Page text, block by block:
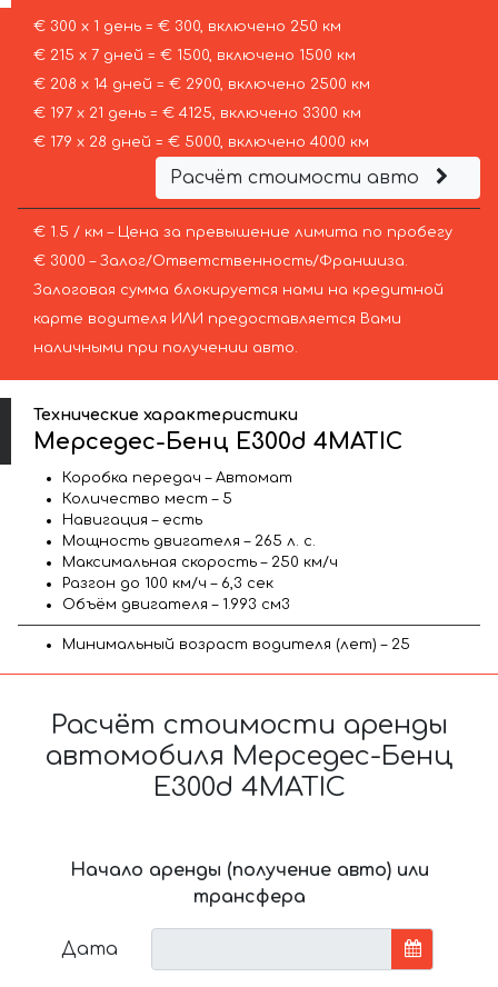
€ 300 х 1 день = € 300, включено 250 км
€ 215 х 7 дней = € 1500, включено 1500 км
€ 208 х 14 дней = € 2900, включено 2500 км
€ 197 х 21 день = € 4125, включено 3300 км
€ 179 х 28 дней = € 5000, включено 4000 км
Расчёт стоимости авто
€ 1.5 / км – Цена за превышение лимита по пробегу
€ 3000 – Залог/Ответственность/Франшиза.
Залоговая сумма блокируется нами на кредитной
карте водителя ИЛИ предоставляется Вами
наличными при получении авто.
Технические характеристики
Мерседес-Бенц E300d 4MATIC
Коробка передач – Автомат
Количество мест – 5
Навигация – есть
Мощность двигателя – 265 л. с.
Максимальная скорость – 250 км/ч
Разгон до 100 км/ч – 6,3 сек
Объём двигателя – 1.993 см3
Минимальный возраст водителя (лет) – 25
Расчёт стоимости аренды
автомобиля Мерседес-Бенц
E300d 4MATIC
Начало аренды (получение авто) или
трансфера
Дата